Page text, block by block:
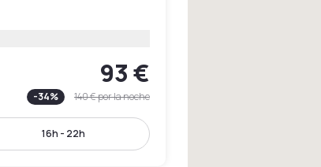
93 €
-34% 140 €por la noche
16h - 22h